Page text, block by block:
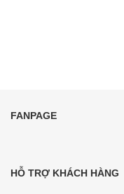
FANPAGE
HỖ TRỢ KHÁCH HÀNG